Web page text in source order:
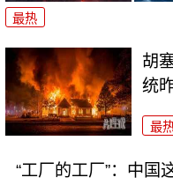
最热
胡
统
最
“工厂的工厂”：中国